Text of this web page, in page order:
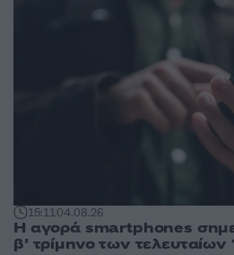
15:1104.08.26
Η αγορά smartphones
β’ τρίμηνο των